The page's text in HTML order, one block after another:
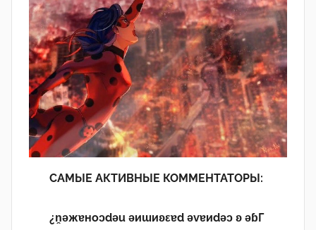
САМЫЕ АКТИВНЫЕ КОММЕНТАТОРЫ:
¿n̯ǝжɐноɔdǝu ǝиɯиʚεɐd ǝvɐиdǝɔ ʚ ǝɓГ